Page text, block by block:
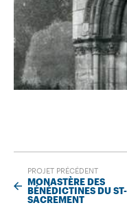
PROJET PRÉCÉDENT
MONASTÈRE DES
BÉNÉDICTINES DU ST-
SACREMENT